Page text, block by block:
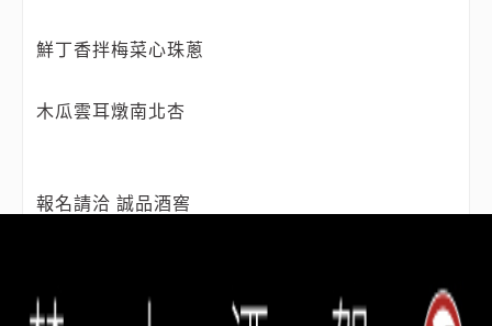
鮮丁香拌梅菜心珠蔥
木瓜雲耳燉南北杏
報名請洽 誠品酒窖